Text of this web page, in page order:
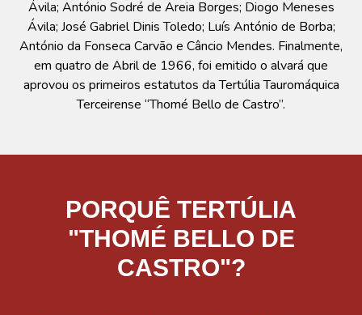
Ávila; António Sodré de Areia Borges; Diogo Meneses
Ávila; José Gabriel Dinis Toledo; Luís António de Borba;
António da Fonseca Carvão e Câncio Mendes. Finalmente,
em quatro de Abril de 1966, foi emitido o alvará que
aprovou os primeiros estatutos da Tertúlia Tauromáquica
Terceirense “Thomé Bello de Castro”.
PORQUÊ TERTÚLIA
"THOMÉ BELLO DE
CASTRO"?​